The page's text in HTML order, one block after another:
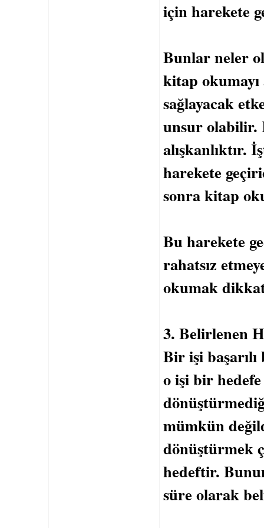
için harekete
Bunlar neler
kitap okumayı
sağlayacak
unsur olabilir.
alışkanlıktır.
harekete
sonra kitap
Bu harekete
rahatsız
okumak
3. Belirlenen
Bir işi
o işi bir
mümkün
dönüştürmek
hedeftir.
süre olarak